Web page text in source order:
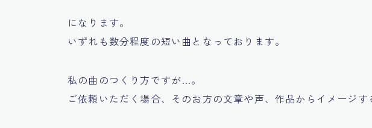
になります。
いずれも数分程度の短い曲となっております。
私の曲のつくり方ですが…。
ご依頼いただく場合、そのお方の文章や声、作品からイメージす